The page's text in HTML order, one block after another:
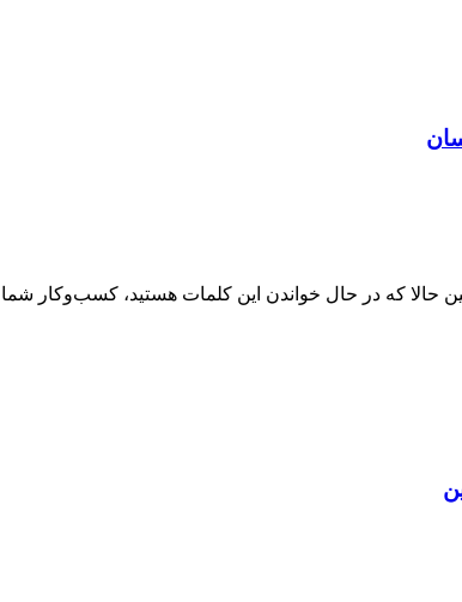
که در حال خواندن این کلمات هستید، کسب‌وکار شما